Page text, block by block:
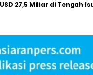
Miliar di Tengah Isu ESG